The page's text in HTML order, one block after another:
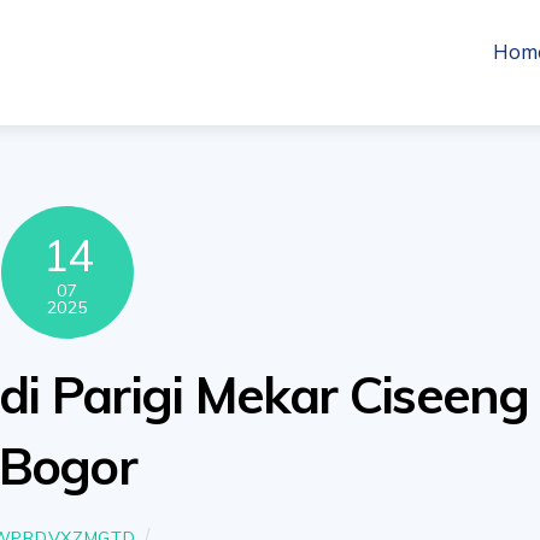
14
07
2025
Parigi Mekar Ciseeng
Bogor